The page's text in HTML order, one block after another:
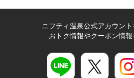
ニフティ温泉公式アカウン
おトク情報やクーポン情報